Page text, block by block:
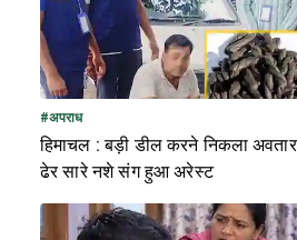
#अपराध
हिमाचल : बड़ी डील करने निकला
ढेर सारे नशे संग हुआ अरेस्ट